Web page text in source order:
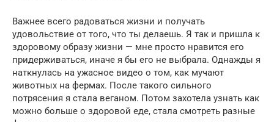
Важнее всего радоваться жизни и получать
удовольствие от того, что ты делаешь. Я так и пришла к
здоровому образу жизни — мне просто нравится его
придерживаться, иначе я бы его не выбрала. Однажды я
наткнулась на ужасное видео о том, как мучают
животных на фермах. После такого сильного
потрясения я стала веганом. Потом захотела узнать как
можно больше о здоровой еде, стала смотреть разные